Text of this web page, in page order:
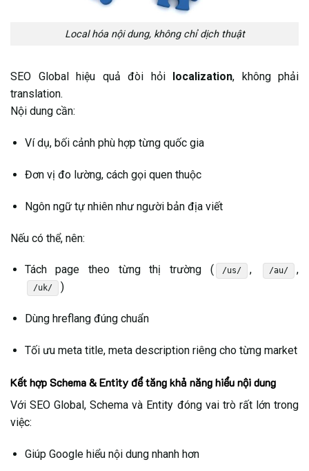
Local hóa nội dung, không chỉ dịch thuật
SEO Global hiệu quả đòi hỏi localization, không phải
translation.
Nội dung cần:
Ví dụ, bối cảnh phù hợp từng quốc gia
Đơn vị đo lường, cách gọi quen thuộc
Ngôn ngữ tự nhiên như người bản địa viết
Nếu có thể, nên:
Tách page theo từng thị trường ( /us/ , /au/ ,
/uk/ )
Dùng hreflang đúng chuẩn
Tối ưu meta title, meta description riêng cho từng market
Kết hợp Schema & Entity để tăng khả năng hiểu nội dung
Với SEO Global, Schema và Entity đóng vai trò rất lớn trong
việc:
Giúp Google hiểu nội dung nhanh hơn